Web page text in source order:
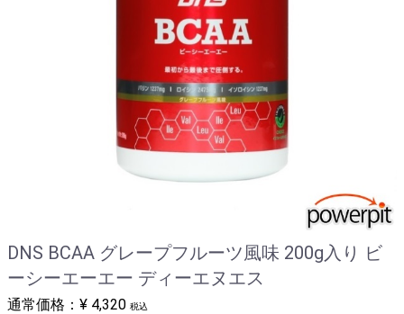
DNS BCAA グレープフルーツ風味 200g入り ビ
ーシーエーエー ディーエヌエス
通常価格： ¥ 4,320 税込
フローラ・ハウス FLORA Salus
ライフスタイル (LIFE STYLE)
プロテインバー・ジェル
その他メーカー
エネルギーアップサプリメント
関節 ジョイントサプリメント
ダイエット
ドリンクボトル&シェーカー